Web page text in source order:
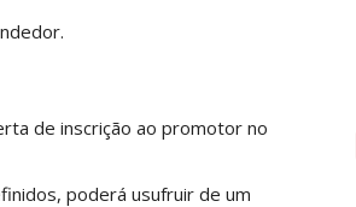
de inscrição ao promotor no
poderá usufruir de um